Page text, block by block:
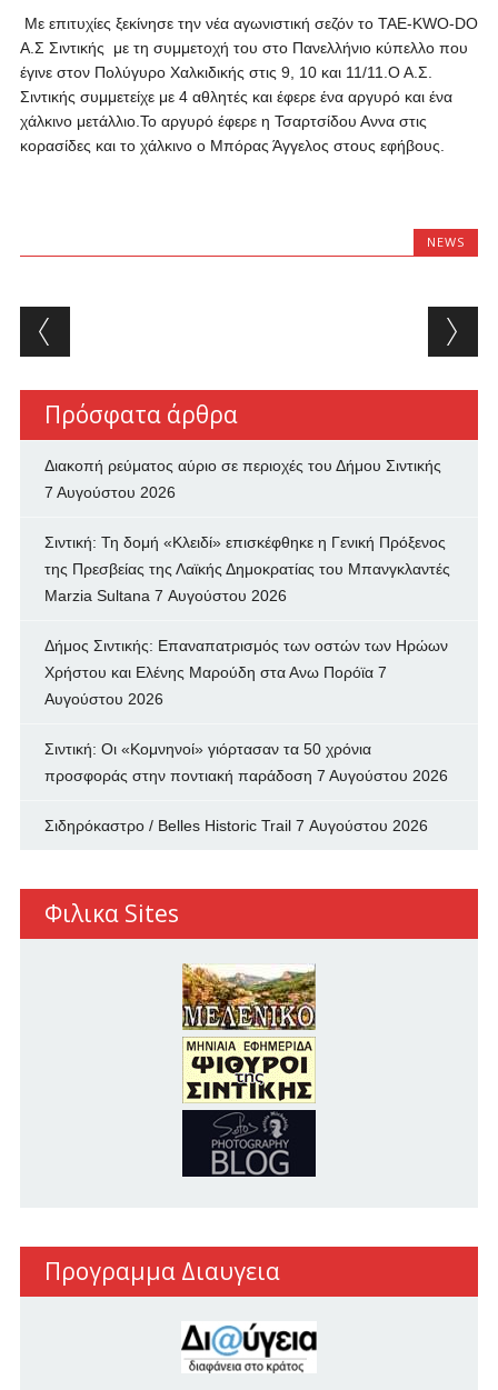
Με επιτυχίες ξεκίνησε την νέα αγωνιστική σεζόν το TAE-KWO-DO
Α.Σ Σιντικής με τη συμμετοχή του στο Πανελλήνιο κύπελλο που
έγινε στον Πολύγυρο Χαλκιδικής στις 9, 10 και 11/11.Ο Α.Σ.
Σιντικής συμμετείχε με 4 αθλητές και έφερε ένα αργυρό και ένα
χάλκινο μετάλλιο.Το αργυρό έφερε η Τσαρτσίδου Αννα στις
κορασίδες και το χάλκινο ο Μπόρας Άγγελος στους εφήβους.
NEWS
Post navigation
Πρόσφατα άρθρα
Διακοπή ρεύματος αύριο σε περιοχές του Δήμου Σιντικής
7 Αυγούστου 2026
Σιντική: Τη δομή «Κλειδί» επισκέφθηκε η Γενική Πρόξενος
της Πρεσβείας της Λαϊκής Δημοκρατίας του Μπανγκλαντές
Marzia Sultana 7 Αυγούστου 2026
Δήμος Σιντικής: Επαναπατρισμός των oστών των Ηρώων
Χρήστου και Ελένης Μαρούδη στα Ανω Πορόϊα 7
Αυγούστου 2026
Σιντική: Οι «Κομνηνοί» γιόρτασαν τα 50 χρόνια
προσφοράς στην ποντιακή παράδοση 7 Αυγούστου 2026
Σιδηρόκαστρο / Belles Historic Trail 7 Αυγούστου 2026
Φιλικα Sites
Προγραμμα Διαυγεια